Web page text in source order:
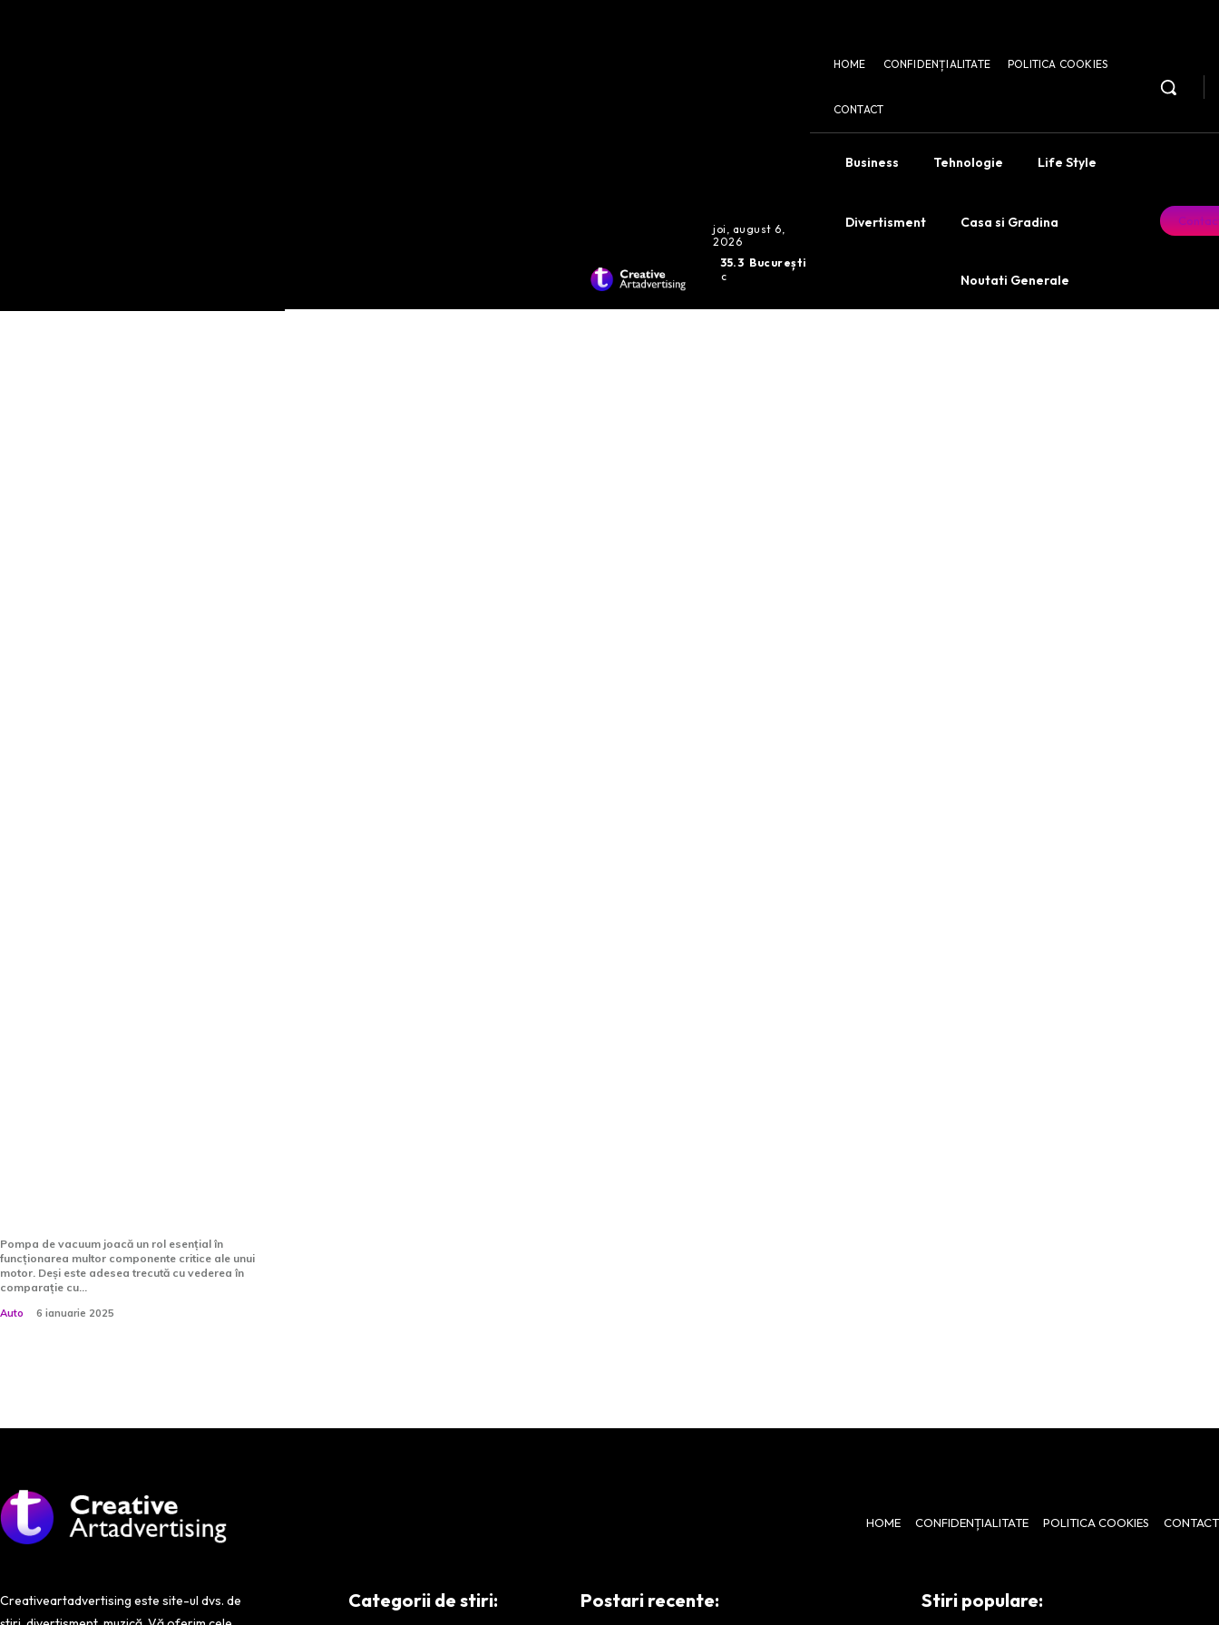
joi, august 6,
2026
35.3
C
București
HOME CONFIDENȚIALITATE POLITICA COOKIES
CONTACT
Business Tehnologie Life Style
Divertisment Casa si Gradina
Noutati Generale
Pompa de vacuum joacă un rol esențial în
funcționarea multor componente critice ale unui
motor. Deși este adesea trecută cu vederea în
comparație cu...
Auto 6 ianuarie 2025
HOME CONFIDENȚIALITATE POLITICA COOKIES CONTACT
Creativeartadvertising este site-ul dvs. de
Categorii de stiri: Postari recente: Stiri populare: